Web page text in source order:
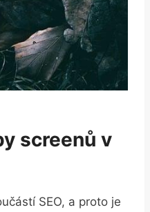
screenů v
SEO, ‍a proto je